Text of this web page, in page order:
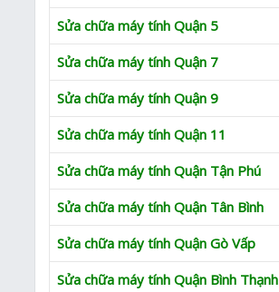
Sửa chữa máy tính Quận 5
Sửa chữa máy tính Quận 7
Sửa chữa máy tính Quận 9
Sửa chữa máy tính Quận 11
Sửa chữa máy tính Quận Tận Phú
Sửa chữa máy tính Quận Tân Bình
Sửa chữa máy tính Quận Gò Vấp
Sửa chữa máy tính Quận Bình Thạnh